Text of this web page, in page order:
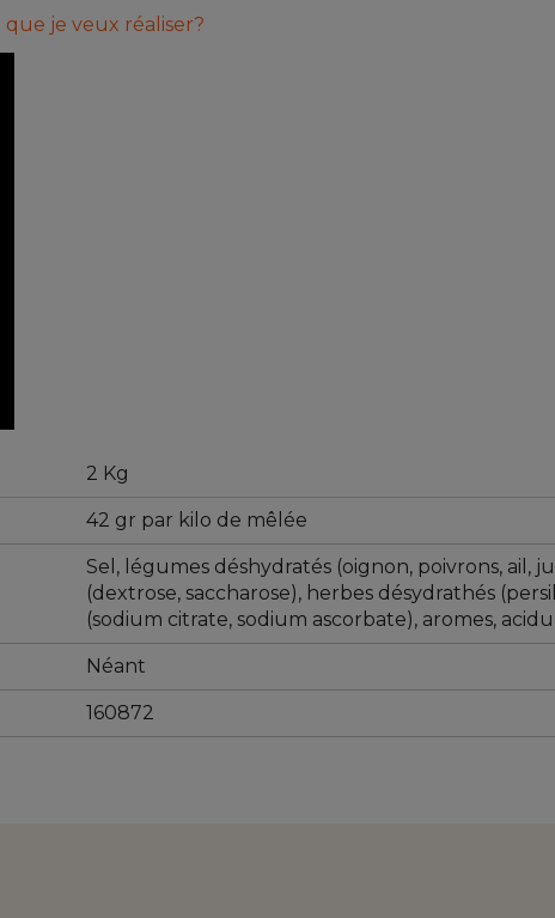
que je veux réaliser?
2 Kg
42 gr par kilo de mêlée
Sel, légumes déshydratés (oignon, poivrons, ail,
(dextrose, saccharose), herbes désydrathés
(sodium citrate, sodium ascorbate), aromes,
Néant
160872